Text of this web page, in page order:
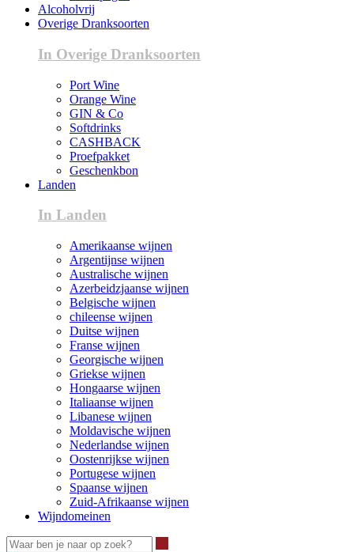
Alcoholvrij
Overige Dranksoorten
In Overige Dranksoorten
Port Wine
Orange Wine
GIN & Co
Softdrinks
CASHBACK
Proefpakket
Geschenkbon
Landen
In Landen
Amerikaanse wijnen
Argentijnse wijnen
Australische wijnen
Azerbeidzjaanse wijnen
Belgische wijnen
chileense wijnen
Duitse wijnen
Franse wijnen
Georgische wijnen
Griekse wijnen
Hongaarse wijnen
Italiaanse wijnen
Libanese wijnen
Moldavische wijnen
Nederlandse wijnen
Oostenrijkse wijnen
Portugese wijnen
Spaanse wijnen
Zuid-Afrikaanse wijnen
Wijndomeinen